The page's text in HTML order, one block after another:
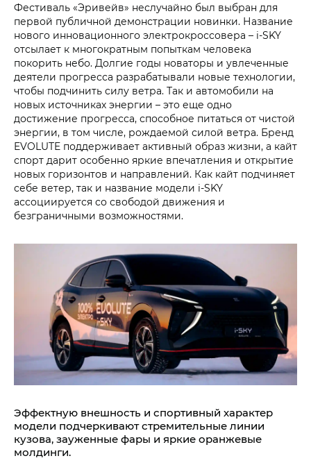
Фестиваль «Эривейв» неслучайно был выбран для
первой публичной демонстрации новинки. Название
нового инновационного электрокроссовера – i‑SKY
отсылает к многократным попыткам человека
покорить небо. Долгие годы новаторы и увлеченные
деятели прогресса разрабатывали новые технологии,
чтобы подчинить силу ветра. Так и автомобили на
новых источниках энергии – это еще одно
достижение прогресса, способное питаться от чистой
энергии, в том числе, рождаемой силой ветра. Бренд
EVOLUTE поддерживает активный образ жизни, а кайт
спорт дарит особенно яркие впечатления и открытие
новых горизонтов и направлений. Как кайт подчиняет
себе ветер, так и название модели i‑SKY
ассоциируется со свободой движения и
безграничными возможностями.
Эффектную внешность и спортивный характер
модели подчеркивают стремительные линии
кузова, зауженные фары и яркие оранжевые
молдинги.